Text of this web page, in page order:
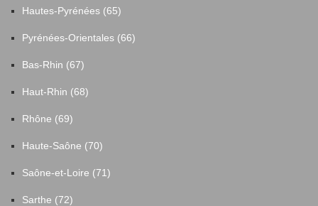
Hautes-Pyrénées (65)
Pyrénées-Orientales (66)
Bas-Rhin (67)
Haut-Rhin (68)
Rhône (69)
Haute-Saône (70)
Saône-et-Loire (71)
Sarthe (72)